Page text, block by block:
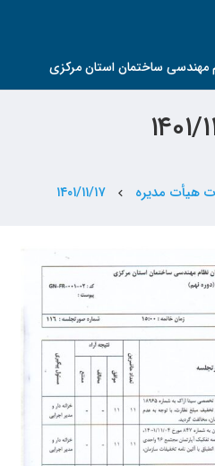
مهندسی ساختمان استان مرکزی
۱۱/۱۷
هیأت مدیره chevron_left ۱۴۰۱/۱۱/۱۷